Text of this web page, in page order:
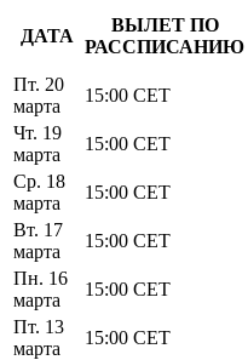
ДАТА
ВЫЛЕТ ПО
РАССПИСАНИЮ
Пт. 20
марта
15:00 CET
Чт. 19
марта
15:00 CET
Ср. 18
марта
15:00 CET
Вт. 17
марта
15:00 CET
Пн. 16
марта
15:00 CET
Пт. 13
марта
15:00 CET